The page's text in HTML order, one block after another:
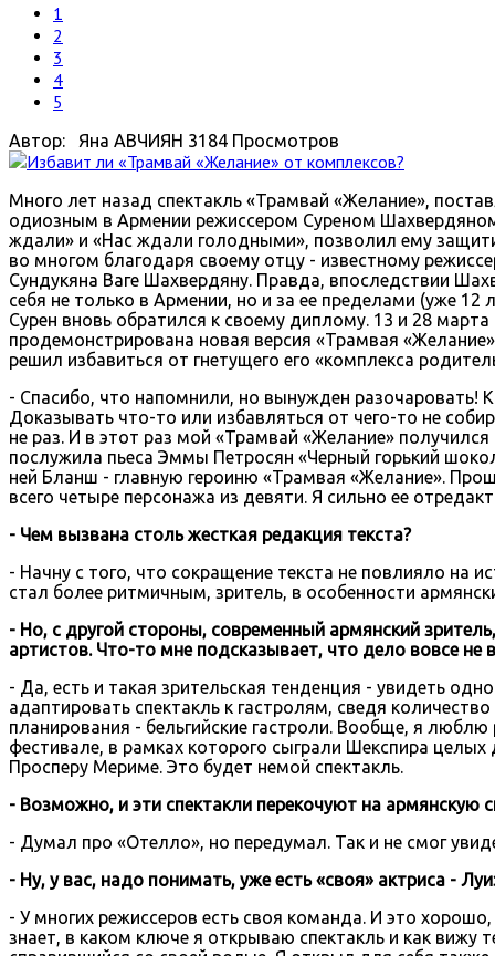
1
2
3
4
5
Автор: Яна АВЧИЯН 3184 Просмотров
Много лет назад спектакль «Трамвай «Желание»,
одиозным в Армении режиссером Суреном
ждали» и «Нас ждали голодными», позволил ему
во многом благодаря своему отцу - известному
Сундукяна Ваге Шахвердяну. Правда, впоследствии
себя не только в Армении, но и за ее пределами (уже
Сурен вновь обратился к своему диплому. 13 и 28
продемонстрирована новая версия «Трамвая
решил избавиться от гнетущего его «комплекса
- Спасибо, что напомнили, но вынужден разочаровать!
Доказывать что-то или избавляться от чего-то не
не раз. И в этот раз мой «Трамвай «Желание»
послужила пьеса Эммы Петросян «Черный горький
ней Бланш - главную героиню «Трамвая «Желание».
всего четыре персонажа из девяти. Я сильно ее
- Чем вызвана столь жесткая редакция текста?
- Начну с того, что сокращение текста не повлияло на
стал более ритмичным, зритель, в особенности
- Но, с другой стороны, современный армянский
артистов. Что-то мне подсказывает, что дело вовсе
- Да, есть и такая зрительская тенденция - увидеть
адаптировать спектакль к гастролям, сведя
планирования - бельгийские гастроли. Вообще, я
фестивале, в рамках которого сыграли Шекспира
Просперу Мериме. Это будет немой спектакль.
- Возможно, и эти спектакли перекочуют на армянскую
- Думал про «Отелло», но передумал. Так и не смог
- Ну, у вас, надо понимать, уже есть «своя» актриса -
- У многих режиссеров есть своя команда. И это
знает, в каком ключе я открываю спектакль и как вижу